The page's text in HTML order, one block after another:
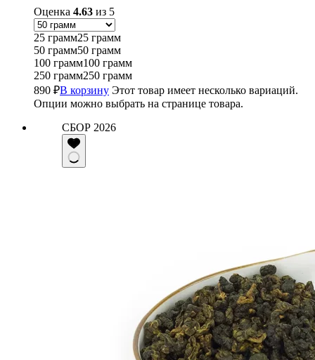
Оценка 4.63 из 5
25 грамм25 грамм
50 грамм50 грамм
100 грамм100 грамм
250 грамм250 грамм
890 ₽В корзину Этот товар имеет несколько вариаций.
Опции можно выбрать на странице товара.
СБОР 2026